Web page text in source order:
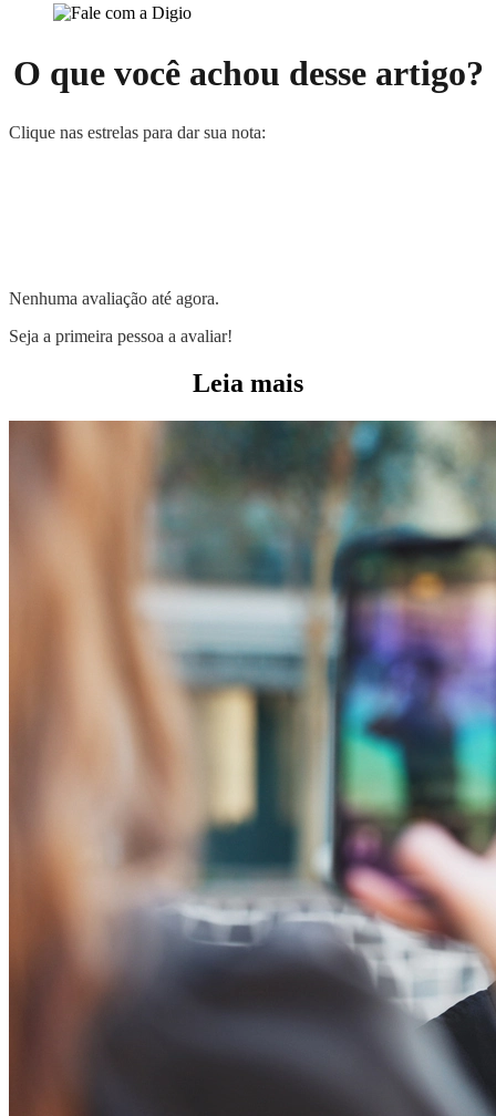
O que você achou desse artigo?
Clique nas estrelas para dar sua nota:
Nenhuma avaliação até agora.
Seja a primeira pessoa a avaliar!
Leia mais
Política de Privacidade